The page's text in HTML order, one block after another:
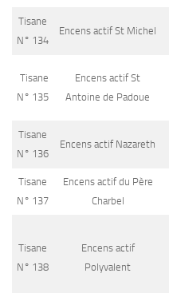
Tisane
N° 134
Encens actif St Michel
Tisane
N° 135
Encens actif St
Antoine de Padoue
Tisane
N° 136
Encens actif Nazareth
Tisane
N° 137
Encens actif du Père
Charbel
Tisane
N° 138
Encens actif
Polyvalent